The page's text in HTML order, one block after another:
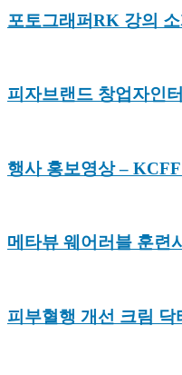
포토그래퍼RK 강의
피자브랜드 창업자인
행사 홍보영상 –
메타뷰 웨어러블 훈련
피부혈행 개선 크림